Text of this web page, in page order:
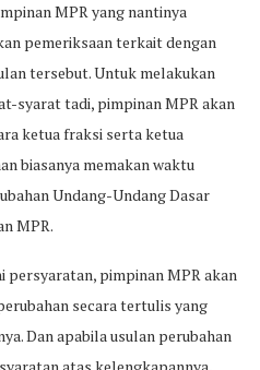
MPR yang nantinya
pemeriksaan terkait dengan
tersebut. Untuk melakukan
syarat tadi, pimpinan MPR akan
ketua fraksi serta ketua
biasanya memakan waktu
Undang-Undang Dasar
MPR.
persyaratan, pimpinan MPR akan
secara tertulis yang
Dan apabila usulan perubahan